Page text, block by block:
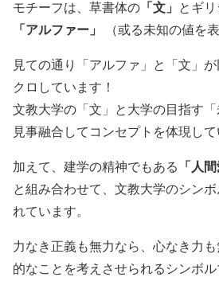
モチーフは、草書体の 「文」 とギ
「アルファー」 （或る未知の値を
見ての通り「アルファ」と「文」
クロしています！
文教大学の「文」と大学の目指す
見事融合してコンセプトを体現して
加えて、建学の精神でもある 「人間
と組み合わせて、文教大学のシン
れています。
力なき正義も無力なら、心なき力
的なことを考えさせられるシンボ